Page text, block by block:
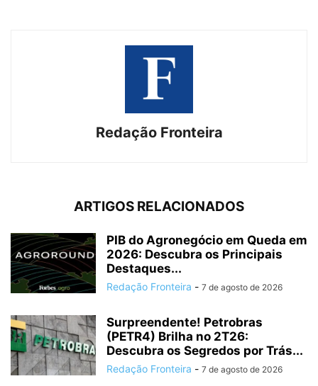
Redação Fronteira
ARTIGOS RELACIONADOS
PIB do Agronegócio em Queda em
2026: Descubra os Principais
Destaques...
Redação Fronteira - 7 de agosto de 2026
Surpreendente! Petrobras
(PETR4) Brilha no 2T26:
Descubra os Segredos por Trás...
Redação Fronteira - 7 de agosto de 2026